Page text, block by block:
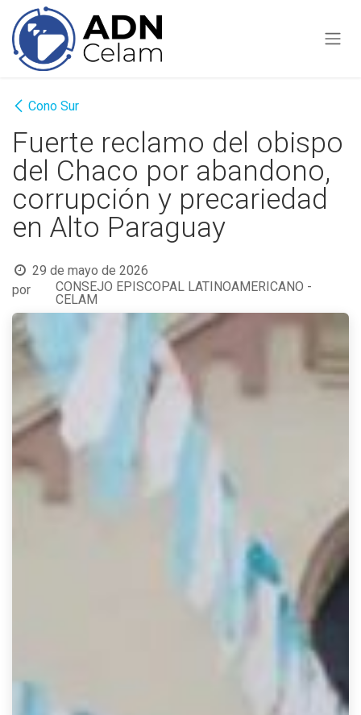
Ir al contenido
Cono Sur
Fuerte reclamo del obispo
del Chaco por abandono,
corrupción y precariedad
en Alto Paraguay
29 de mayo de 2026
por
CONSEJO EPISCOPAL LATINOAMERICANO -
CELAM